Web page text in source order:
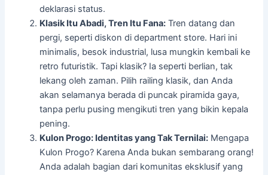
deklarasi status.
Klasik Itu Abadi, Tren Itu Fana: Tren datang dan
pergi, seperti diskon di department store. Hari ini
minimalis, besok industrial, lusa mungkin kembali ke
retro futuristik. Tapi klasik? Ia seperti berlian, tak
lekang oleh zaman. Pilih railing klasik, dan Anda
akan selamanya berada di puncak piramida gaya,
tanpa perlu pusing mengikuti tren yang bikin kepala
pening.
Kulon Progo: Identitas yang Tak Ternilai: Mengapa
Kulon Progo? Karena Anda bukan sembarang orang!
Anda adalah bagian dari komunitas eksklusif yang